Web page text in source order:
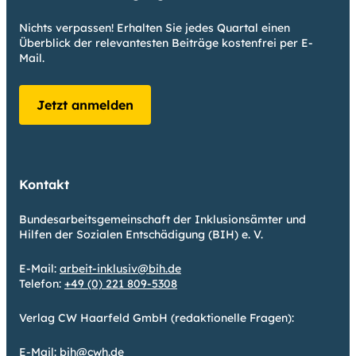
Nichts verpassen! Erhalten Sie jedes Quartal einen
Überblick der relevantesten Beiträge kostenfrei per E-
Mail.
Jetzt anmelden
Kontakt
Bundesarbeitsgemeinschaft der Inklusionsämter und
Hilfen der Sozialen Entschädigung (BIH) e. V.
E-Mail: arbeit-inklusiv@bih.de
Telefon: +49 (0) 221 809-5308
Verlag CW Haarfeld GmbH (redaktionelle Fragen):
E-Mail: bih@cwh.de